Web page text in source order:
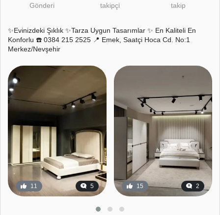
Gönderi takipçi takip
✨Evinizdeki Şıklık ✨Tarza Uygun Tasarımlar ✨ En Kaliteli En
Konforlu ☎️ 0384 215 2525 📍 Emek, Saatçi Hoca Cd. No:1
Merkez/Nevşehir
11 5 15 2